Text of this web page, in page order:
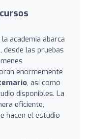
academia abarca
las pruebas
enormemente
, así como
disponibles. La
eficiente,
hacen el estudio